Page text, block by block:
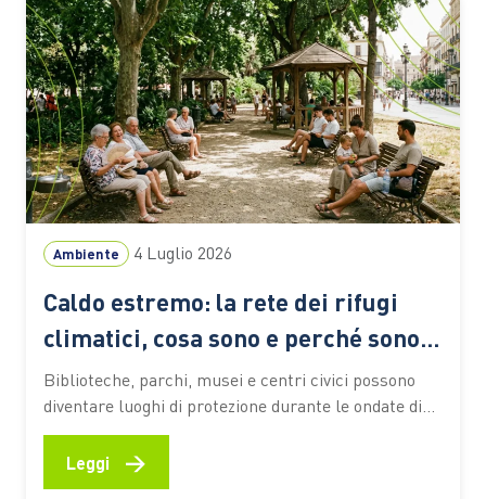
Ambiente 4 Luglio 2026
Caldo estremo: la rete dei rifugi
climatici, cosa sono e perché sono
sempre più importanti
Biblioteche, parchi, musei e centri civici possono
diventare luoghi di protezione durante le ondate di
calore. Ecco come funzionano queste reti urbane,
quali benefici offrono alle persone più vulnerabili e
Leggi →